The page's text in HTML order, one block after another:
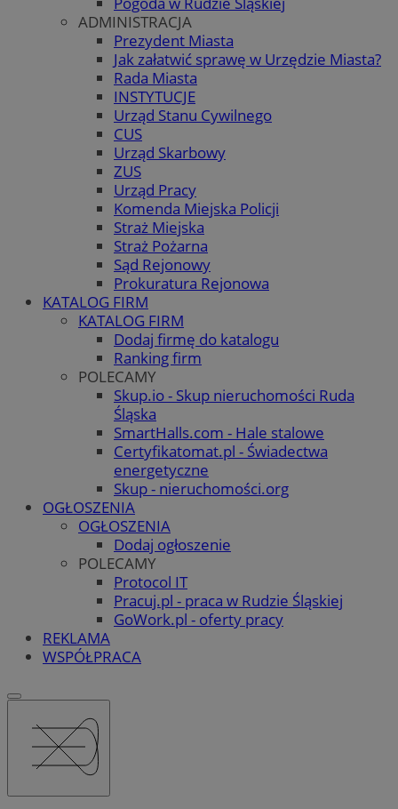
ADMINISTRACJA
Prezydent Miasta
Jak załatwić sprawę w Urzędzie Miasta?
Rada Miasta
INSTYTUCJE
Urząd Stanu Cywilnego
CUS
Urząd Skarbowy
ZUS
Urząd Pracy
Komenda Miejska Policji
Straż Miejska
Straż Pożarna
Sąd Rejonowy
Prokuratura Rejonowa
KATALOG FIRM
KATALOG FIRM
Dodaj firmę do katalogu
Ranking firm
POLECAMY
Skup.io - Skup nieruchomości Ruda
Śląska
SmartHalls.com - Hale stalowe
Certyfikatomat.pl - Świadectwa
energetyczne
Skup - nieruchomości.org
OGŁOSZENIA
OGŁOSZENIA
Dodaj ogłoszenie
POLECAMY
Protocol IT
Pracuj.pl - praca w Rudzie Śląskiej
GoWork.pl - oferty pracy
REKLAMA
WSPÓŁPRACA